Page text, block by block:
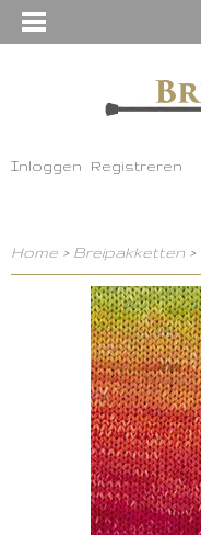
Inloggen Registreren
Home > Breipakketten >